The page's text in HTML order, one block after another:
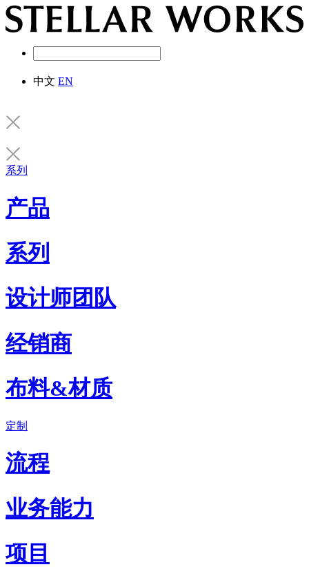
中文 EN
系列
产品
系列
设计师团队
经销商
布料&材质
定制
流程
业务能力
项目